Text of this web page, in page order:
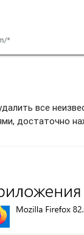
все
достаточно